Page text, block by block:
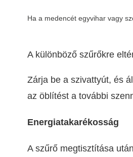
Ha a medencét egyvihar vagy
A különböző szűrőkre
Zárja be a szivattyút, és
az öblítést a további
Energiatakarékosság
A szűrő megtisztítása